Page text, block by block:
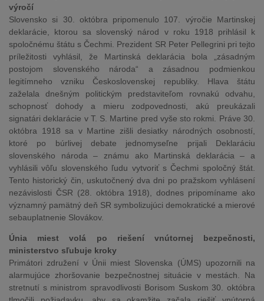
výročí
Slovensko si 30. októbra pripomenulo 107. výročie Martinskej
deklarácie, ktorou sa slovenský národ v roku 1918 prihlásil k
spoločnému štátu s Čechmi. Prezident SR Peter Pellegrini pri tejto
príležitosti vyhlásil, že Martinská deklarácia bola „zásadným
postojom slovenského národa“ a zásadnou podmienkou
legitímneho vzniku Československej republiky. Hlava štátu
zaželala dnešným politickým predstaviteľom rovnakú odvahu,
schopnosť dohody a mieru zodpovednosti, akú preukázali
signatári deklarácie v T. S. Martine pred vyše sto rokmi. Práve 30.
októbra 1918 sa v Martine zišli desiatky národných osobností,
ktoré po búrlivej debate jednomyseľne prijali Deklaráciu
slovenského národa – známu ako Martinská deklarácia – a
vyhlásili vôľu slovenského ľudu vytvoriť s Čechmi spoločný štát.
Tento historický čin, uskutočnený dva dni po pražskom vyhlásení
nezávislosti ČSR (28. októbra 1918), dodnes pripomíname ako
významný pamätný deň SR symbolizujúci demokratické a mierové
sebauplatnenie Slovákov.
Únia miest volá po riešení vnútornej bezpečnosti,
ministerstvo sľubuje kroky
Primátori združení v Únii miest Slovenska (ÚMS) upozornili na
alarmujúce zhoršovanie bezpečnostnej situácie v mestách. Na
stretnutí s ministrom spravodlivosti Borisom Suskom 30. októbra